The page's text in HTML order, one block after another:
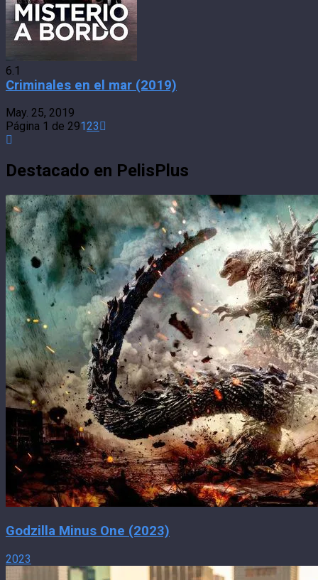
6.1
Criminales en el mar (2019)
May. 25, 2019
Página 1 de 29123
Destacado en PelisPlus
Godzilla Minus One (2023)
2023